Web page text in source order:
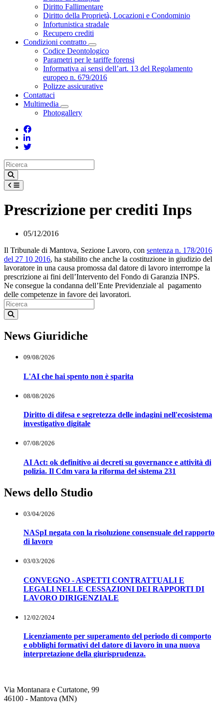
Diritto Fallimentare
Diritto della Proprietà, Locazioni e Condominio
Infortunistica stradale
Recupero crediti
Condizioni contratto
Toggle Dropdown
Codice Deontologico
Parametri per le tariffe forensi
Informativa ai sensi dell’art. 13 del Regolamento
europeo n. 679/2016
Polizze assicurative
Contattaci
Multimedia
Toggle Dropdown
Photogallery
Prescrizione per crediti Inps
05/12/2016
Il Tribunale di Mantova, Sezione Lavoro, con sentenza n. 178/2016
del 27 10 2016, ha stabilito che anche la costituzione in giudizio del
lavoratore in una causa promossa dal datore di lavoro interrompe la
prescrizione ai fini dell’Intervento del Fondo di Garanzia INPS.
Ne consegue la condanna dell’Ente Previdenziale al pagamento
delle competenze in favore dei lavoratori.
News Giuridiche
09/08/2026
L'AI che hai spento non è sparita
08/08/2026
Diritto di difesa e segretezza delle indagini nell'ecosistema
investigativo digitale
07/08/2026
AI Act: ok definitivo ai decreti su governance e attività di
polizia. Il Cdm vara la riforma del sistema 231
News dello Studio
03/04/2026
NASpI negata con la risoluzione consensuale del rapporto
di lavoro
03/03/2026
CONVEGNO - ASPETTI CONTRATTUALI E
LEGALI NELLE CESSAZIONI DEI RAPPORTI DI
LAVORO DIRIGENZIALE
12/02/2024
Licenziamento per superamento del periodo di comporto
e obblighi formativi del datore di lavoro in una nuova
interpretazione della giurisprudenza.
Via Montanara e Curtatone, 99
46100 - Mantova (MN)